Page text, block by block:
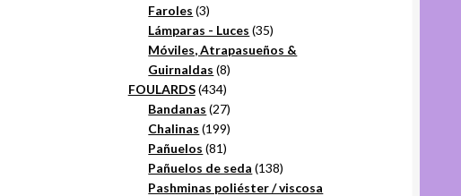
Faroles 33
productos
Lámparas - Luces 3535
productos
Móviles, Atrapasueños &
Guirnaldas 88
FOULARDS 434434
productos
Bandanas 2727
productos
Chalinas 199199
Pañuelos 8181
productos
Pañuelos de seda 138138
productos
Pashminas poliéster / viscosa